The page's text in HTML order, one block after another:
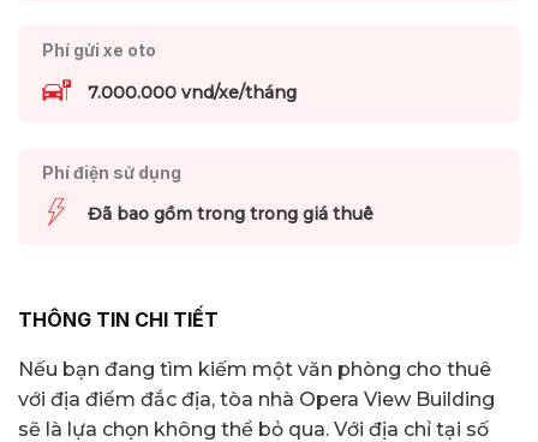
Phí gửi xe oto
7.000.000 vnd/xe/tháng
Phí điện sử dụng
Đã bao gồm trong trong giá thuê
THÔNG TIN CHI TIẾT
Nếu bạn đang tìm kiếm một văn phòng cho thuê
với địa điểm đắc địa, tòa nhà Opera View Building
sẽ là lựa chọn không thể bỏ qua. Với địa chỉ tại số